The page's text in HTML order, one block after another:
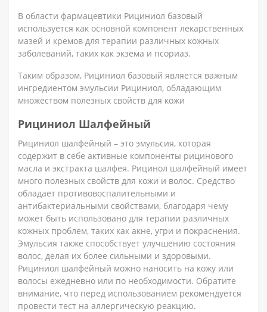
В области фармацевтики Рициниол базовый
используется как основной компонент лекарственных
мазей и кремов для терапии различных кожных
заболеваний, таких как экзема и псориаз.
Таким образом, Рициниол базовый является важным
ингредиентом эмульсии Рициниол, обладающим
множеством полезных свойств для кожи
Рициниол Шалфейный
Рициниол шалфейный – это эмульсия, которая
содержит в себе активные компоненты рицинового
масла и экстракта шалфея. Рицинол шалфейный имеет
много полезных свойств для кожи и волос. Средство
обладает противовоспалительными и
антибактериальными свойствами, благодаря чему
может быть использовано для терапии различных
кожных проблем, таких как акне, угри и покраснения.
Эмульсия также способствует улучшению состояния
волос, делая их более сильными и здоровыми.
Рициниол шалфейный можно наносить на кожу или
волосы ежедневно или по необходимости. Обратите
внимание, что перед использованием рекомендуется
провести тест на аллергическую реакцию.